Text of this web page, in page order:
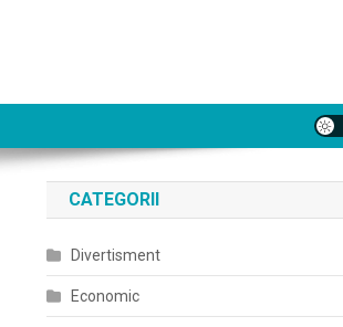
CATEGORII
Divertisment
Economic